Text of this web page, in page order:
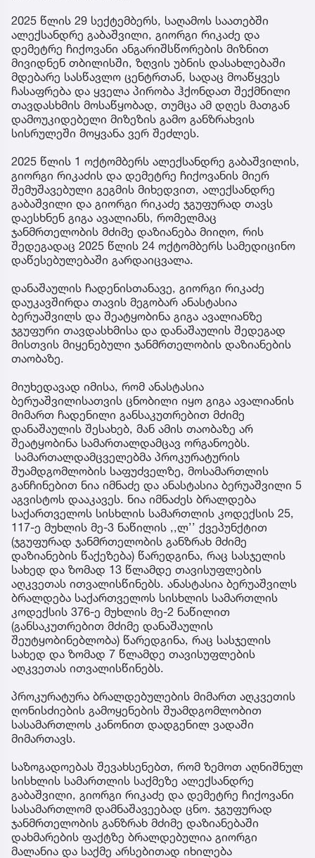
2025 წლის 29 სექტემბერს, საღამოს საათებში
ალექსანდრე გაბაშვილი, გიორგი რიკაძე და
დემეტრე ჩიქოვანი ანგარიშსწორების მიზნით
მივიდნენ თბილისში, ზღვის უბნის დასახლებაში
მდებარე სასწავლო ცენტრთან, სადაც მოაწყვეს
ჩასაფრება და ყველა პირობა ჰქონდათ შექმნილი
თავდასხმის მოსაწყობად, თუმცა ამ დღეს მათგან
დამოუკიდებელი მიზეზის გამო განზრახვის
სისრულეში მოყვანა ვერ შეძლეს.
2025 წლის 1 ოქტომბერს ალექსანდრე გაბაშვილის,
გიორგი რიკაძის და დემეტრე ჩიქოვანის მიერ
შემუშავებული გეგმის მიხედვით, ალექსანდრე
გაბაშვილი და გიორგი რიკაძე ჯგუფურად თავს
დაესხნენ გიგა ავალიანს, რომელმაც
ჯანმრთელობის მძიმე დაზიანება მიიღო, რის
შედეგადაც 2025 წლის 24 ოქტომბერს სამედიცინო
დაწესებულებაში გარდაიცვალა.
დანაშაულის ჩადენისთანავე, გიორგი რიკაძე
დაუკავშირდა თავის მეგობარ ანასტასია
ბერუაშვილს და შეატყობინა გიგა ავალიანზე
ჯგუფური თავდასხმისა და დანაშაულის შედეგად
მისთვის მიყენებული ჯანმრთელობის დაზიანების
თაობაზე.
მიუხედავად იმისა, რომ ანასტასია
ბერუაშვილისათვის ცნობილი იყო გიგა ავალიანის
მიმართ ჩადენილი განსაკუთრებით მძიმე
დანაშაულის შესახებ, მან ამის თაობაზე არ
შეატყობინა სამართალდამცავ ორგანოებს.
სამართალდამცველებმა პროკურატურის
შუამდგომლობის საფუძველზე, მოსამართლის
განჩინებით ნია იმნაძე და ანასტასია ბერუაშვილი 5
აგვისტოს დააკავეს. ნია იმნაძეს ბრალდება
საქართველოს სისხლის სამართლის კოდექსის 25,
117-ე მუხლის მე-3 ნაწილის ,,ლ’’ ქვეპუნქტით
(ჯგუფურად ჯანმრთელობის განზრახ მძიმე
დაზიანების წაქეზება) წარედგინა, რაც სასჯელის
სახედ და ზომად 13 წლამდე თავისუფლების
აღკვეთას ითვალისწინებს. ანასტასია ბერუაშვილს
ბრალდება საქართველოს სისხლის სამართლის
კოდექსის 376-ე მუხლის მე-2 ნაწილით
(განსაკუთრებით მძიმე დანაშაულის
შეუტყობინებლობა) წარედგინა, რაც სასჯელის
სახედ და ზომად 7 წლამდე თავისუფლების
აღკვეთას ითვალისწინებს.
პროკურატურა ბრალდებულების მიმართ აღკვეთის
ღონისძიების გამოყენების შუამდგომლობით
სასამართლოს კანონით დადგენილ ვადაში
მიმართავს.
საზოგადოებას შევახსენებთ, რომ ზემოთ აღნიშნულ
სისხლის სამართლის საქმეზე ალექსანდრე
გაბაშვილი, გიორგი რიკაძე და დემეტრე ჩიქოვანი
სასამართლომ დამნაშავეებად ცნო. ჯგუფურად
ჯანმრთელობის განზრახ მძიმე დაზიანებაში
დახმარების ფაქტზე ბრალდებულია გიორგი
მალანია და საქმე არსებითად იხილება